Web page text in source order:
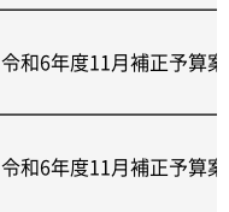
令和6年度11月補正予算
令和6年度11月補正予算